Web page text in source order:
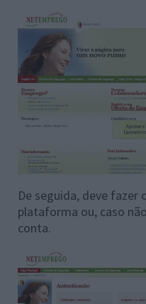
De seguida, deve fazer
plataforma ou, caso
conta.